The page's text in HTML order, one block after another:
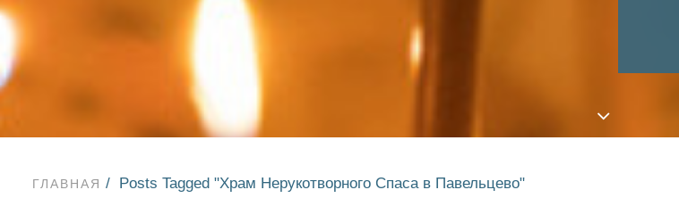
ГЛАВНАЯ Posts Tagged "Храм Нерукотворного Спаса в Павельцево"